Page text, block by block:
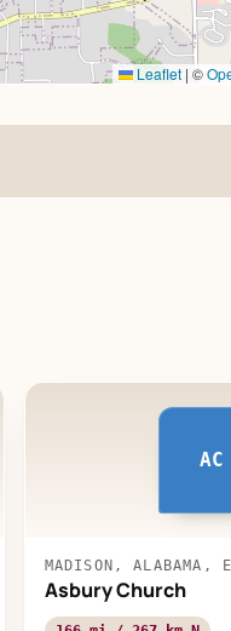
Leaflet | ©
AC
MADISON, ALABAMA,
Asbury Church